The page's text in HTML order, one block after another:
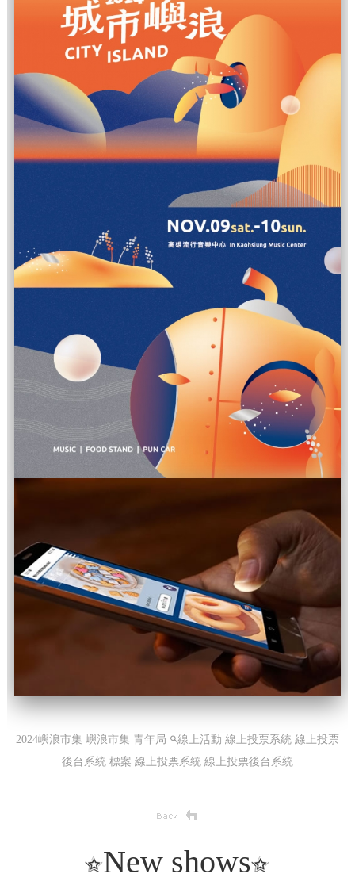
2024嶼浪市集 嶼浪市集 青年局
線上活動 線上投票系統 線上投票
後台系統 標案 線上投票系統 線上投票後台系統
New shows